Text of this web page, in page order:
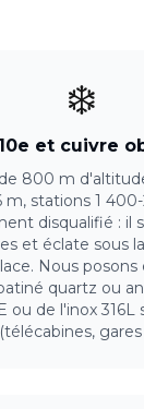
❄️
et cuivre
800 m
m, stations 1
disqualifié : il
et éclate sous
Nous
quartz ou
ou de l'inox 316L